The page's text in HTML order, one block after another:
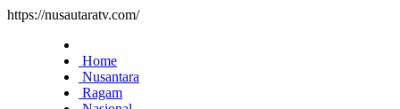
https://nusautaratv.com/
Home
Nusantara
Ragam